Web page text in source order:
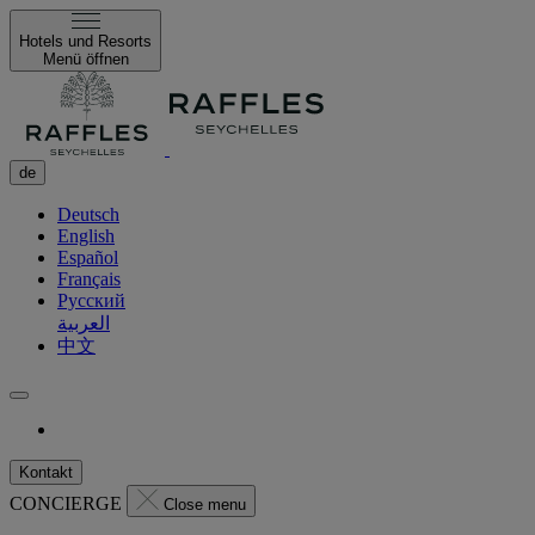
Hotels und Resorts
Menü öffnen
de
Deutsch
English
Español
Français
Русский
العربية
中文
Kontakt
CONCIERGE Close menu